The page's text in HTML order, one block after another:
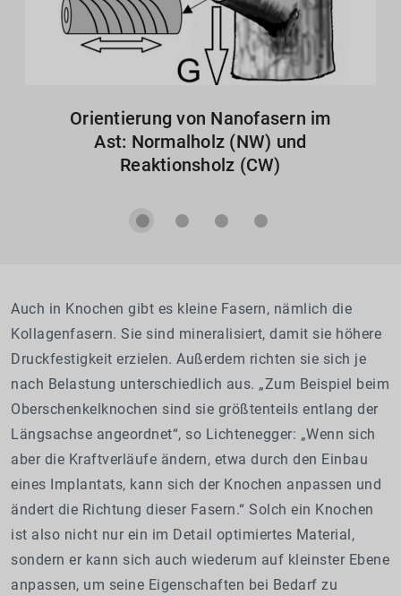
Orientierung von Nanofasern im
Ast: Normalholz (NW) und
Reaktionsholz (CW)
Auch in Knochen gibt es kleine Fasern, nämlich die
Kollagenfasern. Sie sind mineralisiert, damit sie höhere
Druckfestigkeit erzielen. Außerdem richten sie sich je
nach Belastung unterschiedlich aus. „Zum Beispiel beim
Oberschenkelknochen sind sie größtenteils entlang der
Längsachse angeordnet“, so Lichtenegger: „Wenn sich
aber die Kraftverläufe ändern, etwa durch den Einbau
eines Implantats, kann sich der Knochen anpassen und
ändert die Richtung dieser Fasern.“ Solch ein Knochen
ist also nicht nur ein im Detail optimiertes Material,
sondern er kann sich auch wiederum auf kleinster Ebene
anpassen, um seine Eigenschaften bei Bedarf zu